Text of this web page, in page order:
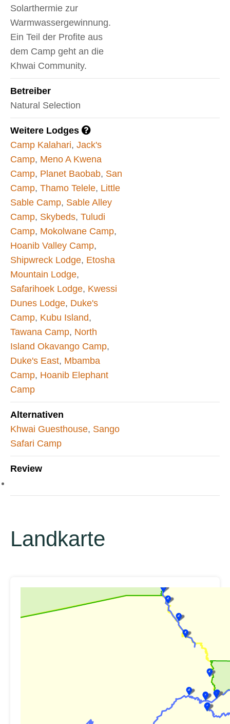
Solarthermie zur
Warmwassergewinnung.
Ein Teil der Profite aus
dem Camp geht an die
Khwai Community.
Betreiber
Natural Selection
Weitere Lodges
Camp Kalahari, Jack's
Camp, Meno A Kwena
Camp, Planet Baobab, San
Camp, Thamo Telele, Little
Sable Camp, Sable Alley
Camp, Skybeds, Tuludi
Camp, Mokolwane Camp,
Hoanib Valley Camp,
Shipwreck Lodge, Etosha
Mountain Lodge,
Safarihoek Lodge, Kwessi
Dunes Lodge, Duke's
Camp, Kubu Island,
Tawana Camp, North
Island Okavango Camp,
Duke's East, Mbamba
Camp, Hoanib Elephant
Camp
Alternativen
Khwai Guesthouse, Sango
Safari Camp
Review
Landkarte